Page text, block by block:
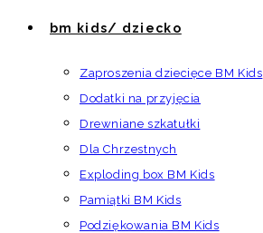
bm kids/ dziecko
Zaproszenia dziecięce BM Kids
Dodatki na przyjęcia
Drewniane szkatułki
Dla Chrzestnych
Exploding box BM Kids
Pamiątki BM Kids
Podziękowania BM Kids